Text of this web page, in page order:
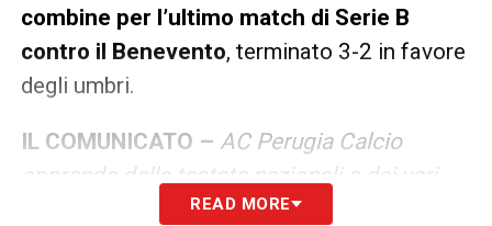
combine per l’ultimo match di Serie B
contro il Benevento, terminato 3-2 in favore
degli umbri.
IL COMUNICATO – AC Perugia Calcio
apprende dalle testate nazionali e dai vari
media, sicuramente in modo inusuale, che è
READ MORE